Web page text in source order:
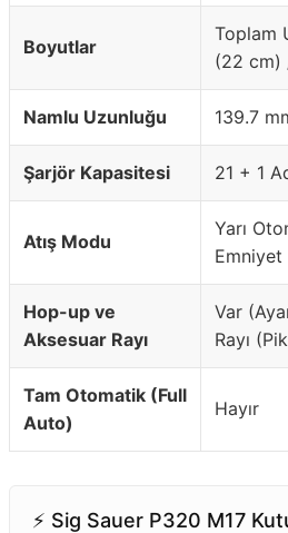
Boyutlar
Toplam
(22 cm)
Namlu Uzunluğu 139.7
Şarjör Kapasitesi 21 + 1
Atış Modu
Yarı
Emniyet
Hop-up ve
Aksesuar Rayı
Var
Rayı
Tam Otomatik (Full
Auto)
Hayır
⚡️ Sig Sauer P320 M17